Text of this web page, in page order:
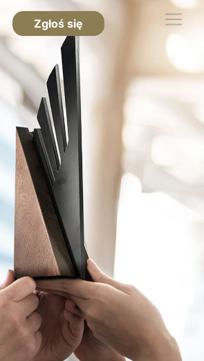
Zgłoś się